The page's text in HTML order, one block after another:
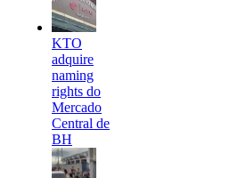
KTO
adquire
naming
rights do
Mercado
Central de
BH